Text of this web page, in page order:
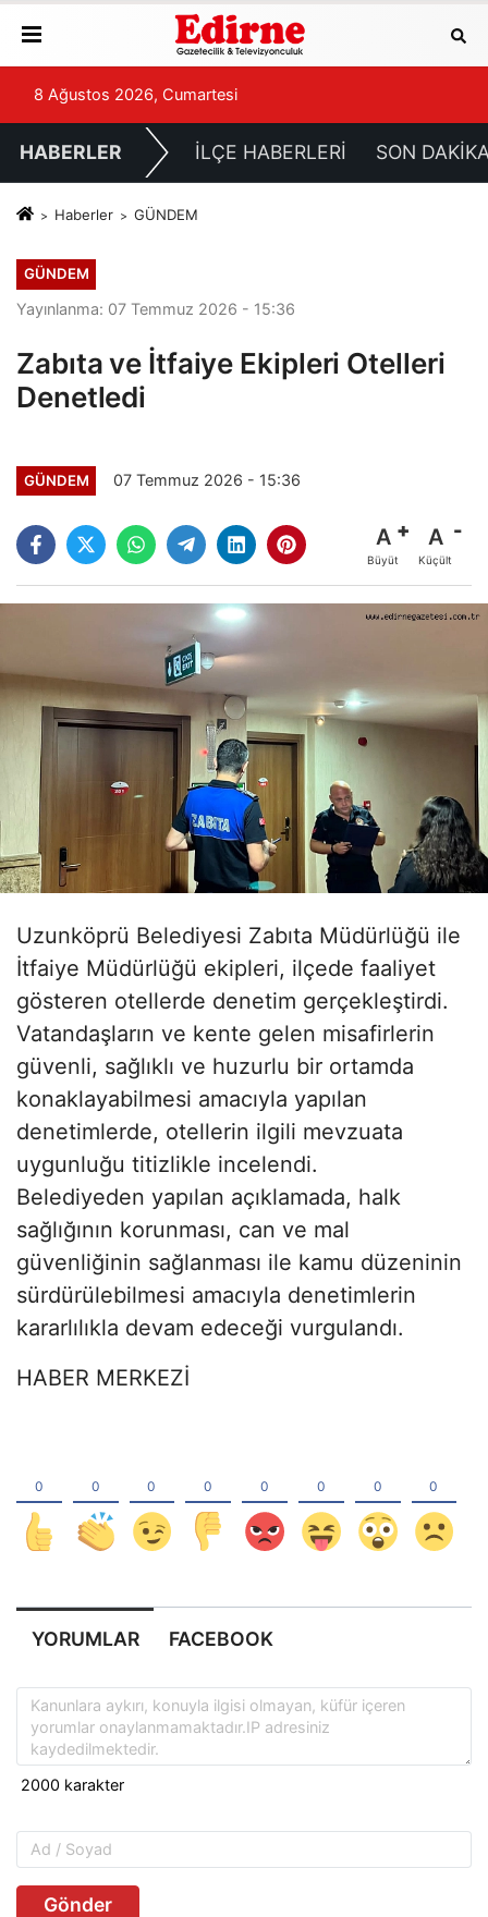
8 Ağustos 2026, Cumartesi
HABERLER İLÇE HABERLERİ SON
Haberler GÜNDEM
GÜNDEM
Yayınlanma: 07 Temmuz 2026 - 15:36
Zabıta ve İtfaiye Ekipleri Otelleri
Denetledi
GÜNDEM 07 Temmuz 2026 - 15:36
A
Büyüt
A
Küçült
Uzunköprü Belediyesi Zabıta Müdürlüğü ile
İtfaiye Müdürlüğü ekipleri, ilçede faaliyet
gösteren otellerde denetim gerçekleştirdi.
Vatandaşların ve kente gelen misafirlerin
güvenli, sağlıklı ve huzurlu bir ortamda
konaklayabilmesi amacıyla yapılan
denetimlerde, otellerin ilgili mevzuata
uygunluğu titizlikle incelendi.
Belediyeden yapılan açıklamada, halk
sağlığının korunması, can ve mal
güvenliğinin sağlanması ile kamu düzeninin
sürdürülebilmesi amacıyla denetimlerin
kararlılıkla devam edeceği vurgulandı.
HABER MERKEZİ
YORUMLAR FACEBOOK
Gönder